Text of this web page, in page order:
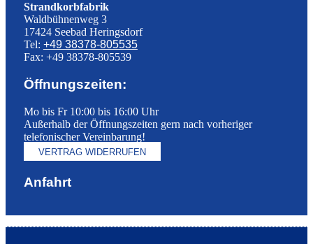
Strandkorbfabrik
Waldbühnenweg 3
17424 Seebad Heringsdorf
Tel: +49 38378-805535
Fax: +49 38378-805539
Öffnungszeiten:
Mo bis Fr 10:00 bis 16:00 Uhr
Außerhalb der Öffnungszeiten gern nach vorheriger
telefonischer Vereinbarung!
VERTRAG WIDERRUFEN
Anfahrt